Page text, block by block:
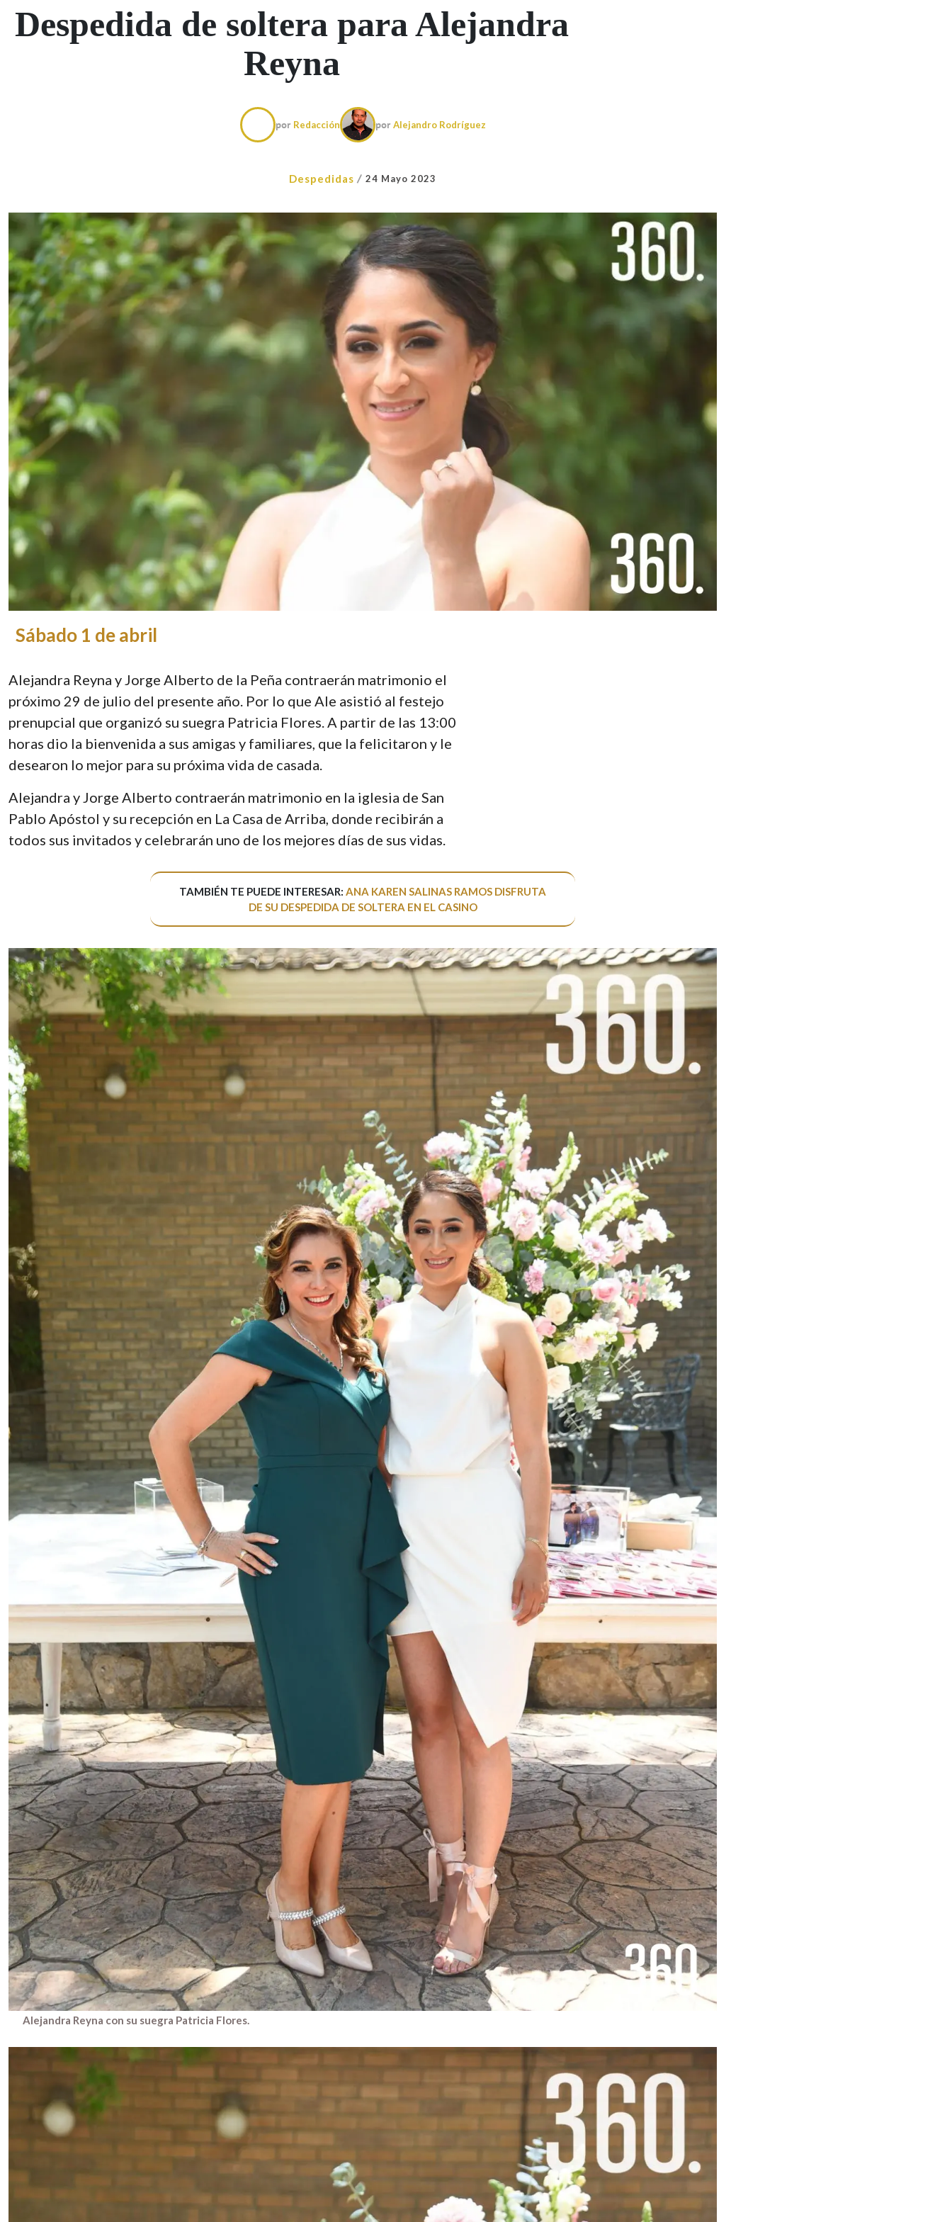
Despedida de soltera para Alejandra
Reyna
por Redacción por Alejandro Rodríguez
Despedidas / 24 Mayo 2023
Sábado 1 de abril
Alejandra Reyna y Jorge Alberto de la Peña contraerán matrimonio el
próximo 29 de julio del presente año. Por lo que Ale asistió al festejo
prenupcial que organizó su suegra Patricia Flores. A partir de las 13:00
horas dio la bienvenida a sus amigas y familiares, que la felicitaron y le
desearon lo mejor para su próxima vida de casada.
Alejandra y Jorge Alberto contraerán matrimonio en la iglesia de San
Pablo Apóstol y su recepción en La Casa de Arriba, donde recibirán a
todos sus invitados y celebrarán uno de los mejores días de sus vidas.
TAMBIÉN TE PUEDE INTERESAR: ANA KAREN SALINAS RAMOS DISFRUTA
DE SU DESPEDIDA DE SOLTERA EN EL CASINO
Alejandra Reyna con su suegra Patricia Flores.